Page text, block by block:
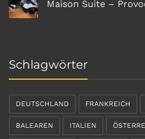
Maison Suite –
Schlagwörter
DEUTSCHLAND FRANKREICH
BALEAREN ITALIEN